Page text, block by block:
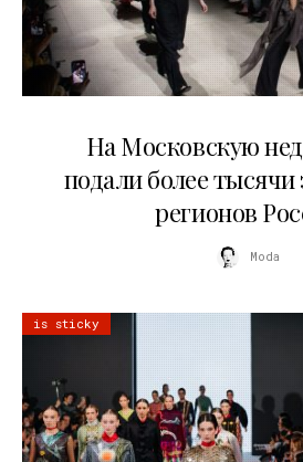
На Московскую
подали более тысячи
регионов
Moda
is sticky